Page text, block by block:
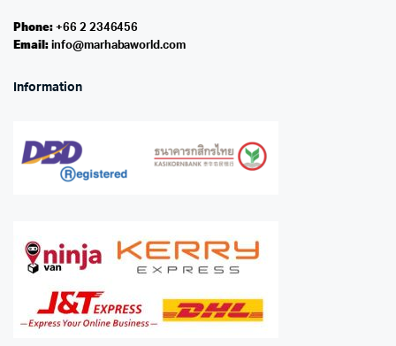
Phone:+66 2 2346456
Email: info@marhabaworld.com
Information